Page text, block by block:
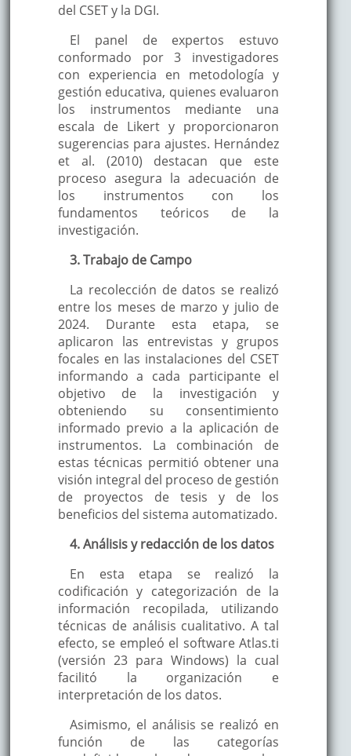
del CSET y la DGI.
El panel de expertos estuvo
conformado por 3 investigadores
con experiencia en metodología y
gestión educativa, quienes evaluaron
los instrumentos mediante una
escala de Likert y proporcionaron
sugerencias para ajustes. Hernández
et al. (2010) destacan que este
proceso asegura la adecuación de
los instrumentos con los
fundamentos teóricos de la
investigación.
3. Trabajo de Campo
La recolección de datos se realizó
entre los meses de marzo y julio de
2024. Durante esta etapa, se
aplicaron las entrevistas y grupos
focales en las instalaciones del CSET
informando a cada participante el
objetivo de la investigación y
obteniendo su consentimiento
informado previo a la aplicación de
instrumentos. La combinación de
estas técnicas permitió obtener una
visión integral del proceso de gestión
de proyectos de tesis y de los
beneficios del sistema automatizado.
4. Análisis y redacción de los datos
En esta etapa se realizó la
codificación y categorización de la
información recopilada, utilizando
técnicas de análisis cualitativo. A tal
efecto, se empleó el software Atlas.ti
(versión 23 para Windows) la cual
facilitó la organización e
interpretación de los datos.
Asimismo, el análisis se realizó en
función de las categorías